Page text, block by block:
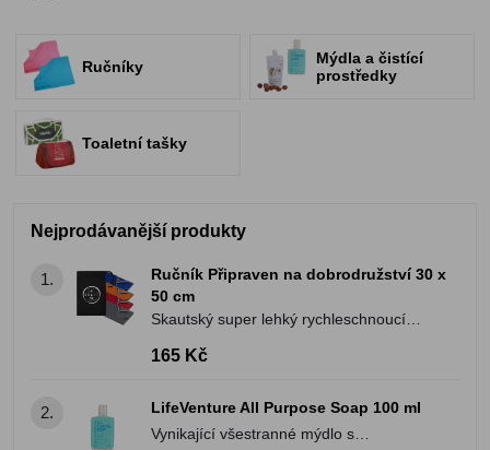
Ručníky
Mýdla a čistící
prostředky
Toaletní tašky
Nejprodávanější produkty
1.
Ručník Připraven na dobrodružství 30 x
50 cm
Skautský super lehký rychleschnoucí
165 Kč
2.
LifeVenture All Purpose Soap 100 ml
Vynikající všestranné mýdlo s